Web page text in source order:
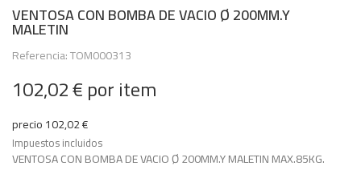
VENTOSA CON BOMBA DE VACIO Ø 200MM.Y
MALETIN
Referencia: TOM000313
102,02 €por item
precio 102,02 €
Impuestos incluidos
VENTOSA CON BOMBA DE VACIO Ø 200MM.Y MALETIN MAX.85KG.